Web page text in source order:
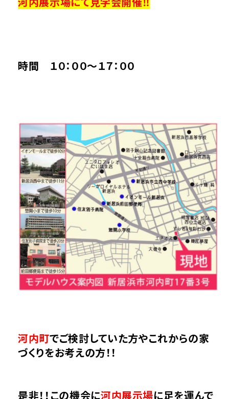
時間 １０：００～１７：００
河内町でご検討していた方やこれからの家
づくりをお考えの方！！
是非！！この機会に河内展示場に足を運んで